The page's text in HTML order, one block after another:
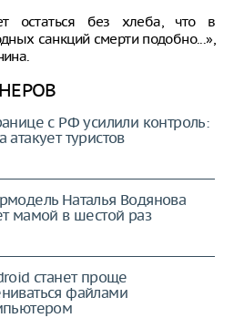
остаться без хлеба, что в
санкций смерти подобно...»,
с РФ усилили контроль:
атакует туристов
Наталья Водянова
мамой в шестой раз
станет проще
файлами